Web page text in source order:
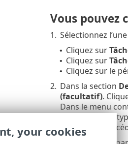
Vous pouvez
1. Sélectionnez
• Cliquez sur
• Cliquez sur
• Cliquez sur le
2. Dans la section
(facultatif).
Dans le menu
sélectionné un
votre choix
your cookies